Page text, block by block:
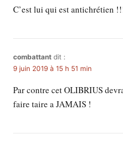
C’est lui qui est antichrétien
combattant dit :
9 juin 2019 à 15 h 51 min
Par contre cet OLIBRIUS
faire taire a JAMAIS !